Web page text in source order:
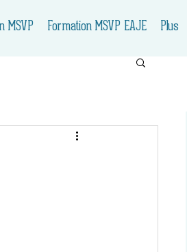
MSVP Formation MSVP EAJE Plus